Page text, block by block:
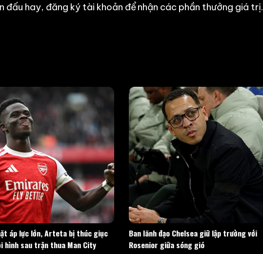
đấu hay, đăng ký tài khoản để nhận các phần thưởng giá trị.
áp lực lớn, Arteta bị thúc giục
hình sau trận thua Man City
Ban lãnh đạo Chelsea giữ lập trường với
Rosenior giữa sóng gió